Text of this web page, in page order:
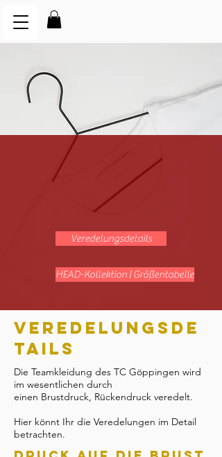
Veredelungsdetails
HEAD-Kollektion | Größentabelle
VEREDELUNGSDE
TAILS
Die Teamkleidung des TC Göppingen wird
im wesentlichen durch
einen Brustdruck, Rückendruck veredelt.
Hier könnt Ihr die Veredelungen im Detail
betrachten.